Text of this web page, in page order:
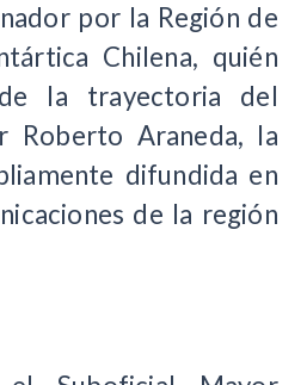
por la Región de
Chilena, quién
la trayectoria del
Roberto Araneda, la
difundida en
de la región